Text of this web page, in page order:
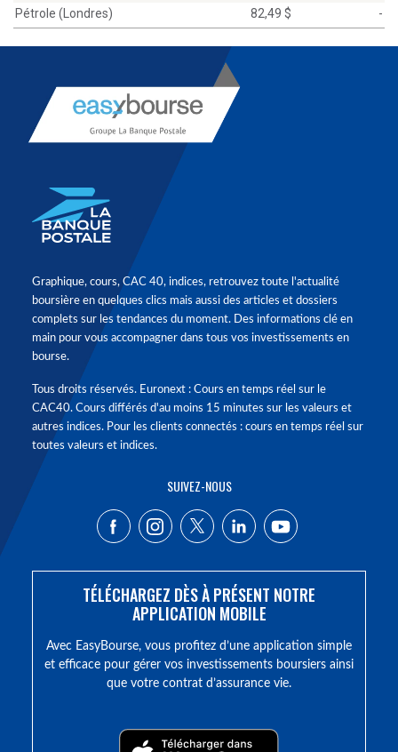
Pétrole (Londres)
82,49 $ -
Graphique, cours, CAC 40, indices, retrouvez toute l'actualité
boursière en quelques clics mais aussi des articles et dossiers
complets sur les tendances du moment. Des informations clé en
main pour vous accompagner dans tous vos investissements en
bourse.
Tous droits réservés. Euronext : Cours en temps réel sur le
CAC40. Cours différés d'au moins 15 minutes sur les valeurs et
autres indices. Pour les clients connectés : cours en temps réel sur
toutes valeurs et indices.
SUIVEZ-NOUS
TÉLÉCHARGEZ DÈS À PRÉSENT NOTRE
APPLICATION MOBILE
Avec EasyBourse, vous profitez d’une application simple
et efficace pour gérer vos investissements boursiers ainsi
que votre contrat d’assurance vie.